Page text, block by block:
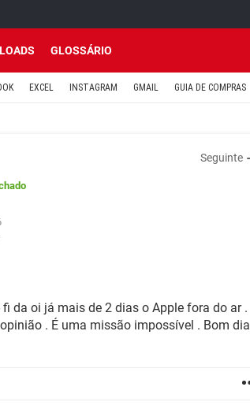
GLOSSÁRIO
EXCEL INSTAGRAM GMAIL GUIA DE COMPRAS
Seguinte
da oi já mais de 2 dias o Apple fora do ar .
. É uma missão impossível . Bom dia